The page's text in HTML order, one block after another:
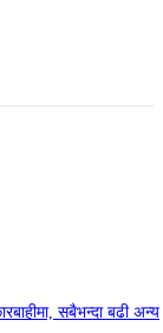
सबैभन्दा बढी अन्य